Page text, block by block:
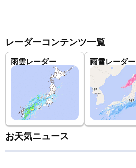
レーダーコンテンツ一覧
雨雲レーダー 雨雪レーダー
お天気ニュース